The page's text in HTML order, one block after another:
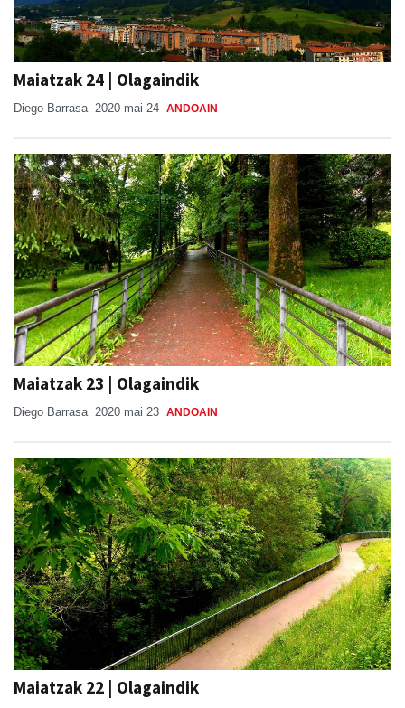
Maiatzak 24 | Olagaindik
Diego Barrasa 2020 mai 24 ANDOAIN
Maiatzak 23 | Olagaindik
Diego Barrasa 2020 mai 23 ANDOAIN
Maiatzak 22 | Olagaindik